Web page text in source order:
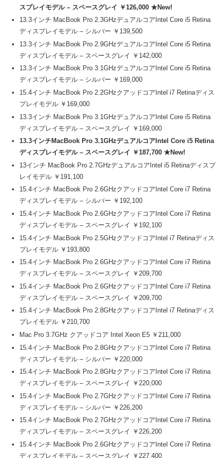
スプレイモデル – スペースグレイ ￥126,000 ★New!
13.3インチ MacBook Pro 2.3GHzデュアルコアIntel Core i5 Retina
ディスプレイモデル – シルバー ￥139,500
13.3インチ MacBook Pro 2.9GHzデュアルコアIntel Core i5 Retina
ディスプレイモデル – スペースグレイ ￥142,000
13.3インチ MacBook Pro 3.1GHzデュアルコアIntel Core i5 Retina
ディスプレイモデル – シルバー ￥169,000
15.4インチ MacBook Pro 2.2GHzクアッドコアIntel i7 Retinaディス
プレイモデル ￥169,000
13.3インチ MacBook Pro 3.1GHzデュアルコアIntel Core i5 Retina
ディスプレイモデル – スペースグレイ ￥169,000
13.3インチMacBook Pro 3.1GHzデュアルコアIntel Core i5 Retina
ディスプレイモデル – スペースグレイ ￥187,700 ★New!
13インチ MacBook Pro 2.7GHzデュアルコアIntel i5 Retinaディスプ
レイモデル ￥191,100
15.4インチ MacBook Pro 2.6GHzクアッドコアIntel Core i7 Retina
ディスプレイモデル – シルバー ￥192,100
15.4インチ MacBook Pro 2.6GHzクアッドコアIntel Core i7 Retina
ディスプレイモデル – スペースグレイ ￥192,100
15.4インチ MacBook Pro 2.5GHzクアッドコアIntel i7 Retinaディス
プレイモデル ￥193,800
15.4インチ MacBook Pro 2.6GHzクアッドコアIntel Core i7 Retina
ディスプレイモデル – スペースグレイ ￥209,700
15.4インチ MacBook Pro 2.6GHzクアッドコアIntel Core i7 Retina
ディスプレイモデル – スペースグレイ ￥209,700
15.4インチ MacBook Pro 2.8GHzクアッドコアIntel i7 Retinaディス
プレイモデル ￥210,700
Mac Pro 3.7GHz クアッドコア Intel Xeon E5 ￥211,000
15.4インチ MacBook Pro 2.8GHzクアッドコアIntel Core i7 Retina
ディスプレイモデル – シルバー ￥220,000
15.4インチ MacBook Pro 2.8GHzクアッドコアIntel Core i7 Retina
ディスプレイモデル – スペースグレイ ￥220,000
15.4インチ MacBook Pro 2.7GHzクアッドコアIntel Core i7 Retina
ディスプレイモデル – シルバー ￥226,200
15.4インチ MacBook Pro 2.7GHzクアッドコアIntel Core i7 Retina
ディスプレイモデル – スペースグレイ ￥226,200
15.4インチ MacBook Pro 2.6GHzクアッドコアIntel Core i7 Retina
ディスプレイモデル – スペースグレイ ￥227,400